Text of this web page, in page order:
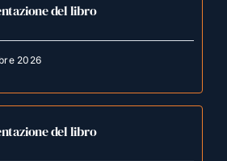
del libro
2026
del libro